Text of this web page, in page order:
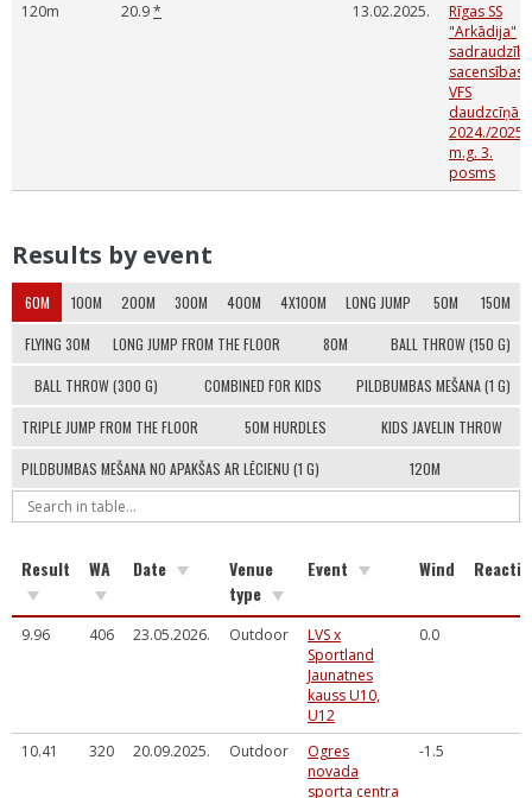
120m
20.9* 13.02.2025.
Rīgas SS
"Arkādija"
sacensības
VFS
daudzcīņās
2024./2025.
m.g. 3.
posms
Results by event
60M 100M 200M 300M 400M 4X100M LONG JUMP 50M 150M
FLYING 30M LONG JUMP FROM THE FLOOR 80M BALL THROW (150 G)
BALL THROW (300 G) COMBINED FOR KIDS PILDBUMBAS MEŠANA (1 G)
TRIPLE JUMP FROM THE FLOOR 50M HURDLES KIDS JAVELIN THROW
PILDBUMBAS MEŠANA NO APAKŠAS AR LĒCIENU (1 G) 120M
Result WA Date
Venue
type
Event Wind
9.96 406 23.05.2026. Outdoor
LVS x
Sportland
Jaunatnes
kauss U10,
U12
0.0
10.41 320 20.09.2025. Outdoor
Ogres
novada
sporta centra
-1.5